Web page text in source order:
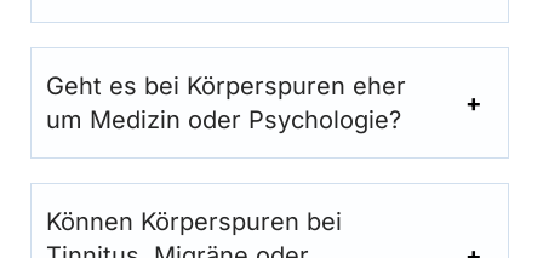
Geht es bei Körperspuren eher
um Medizin oder Psychologie?
Können Körperspuren bei